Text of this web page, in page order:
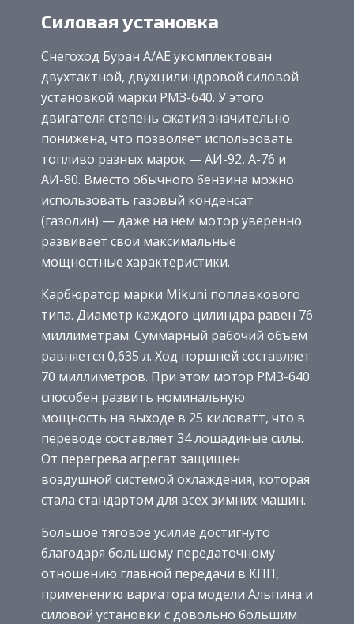
Силовая установка
Снегоход Буран А/АЕ укомплектован
двухтактной, двухцилиндровой силовой
установкой марки РМЗ-640. У этого
двигателя степень сжатия значительно
понижена, что позволяет использовать
топливо разных марок — АИ-92, А-76 и
АИ-80. Вместо обычного бензина можно
использовать газовый конденсат
(газолин) — даже на нем мотор уверенно
развивает свои максимальные
мощностные характеристики.
Карбюратор марки Mikuni поплавкового
типа. Диаметр каждого цилиндра равен 76
миллиметрам. Суммарный рабочий объем
равняется 0,635 л. Ход поршней составляет
70 миллиметров. При этом мотор РМЗ-640
способен развить номинальную
мощность на выходе в 25 киловатт, что в
переводе составляет 34 лошадиные силы.
От перегрева агрегат защищен
воздушной системой охлаждения, которая
стала стандартом для всех зимних машин.
Большое тяговое усилие достигнуто
благодаря большому передаточному
отношению главной передачи в КПП,
применению вариатора модели Альпина и
силовой установки с довольно большим